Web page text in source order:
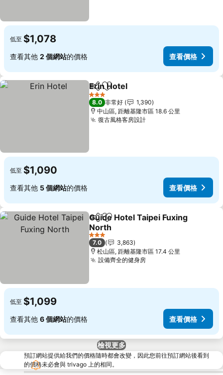
低至 $1,078
查看其他 2 個網站的價格 查看價格
分享 加入我的最愛
Erin Hotel
3 星級
8.0 非常好
1,390
中山區, 距離基隆市區 18.6 公里
復古風格客房設計查看價格
低至 $1,090
查看其他 5 個網站的價格 查看價格
分享 加入我的最愛
Guide Hotel Taipei Fuxing
North
查看價格
3 星級
7.0
3,863
松山區, 距離基隆市區 17.4 公里
設備齊全的健身房查看價格
低至 $1,099
查看其他 6 個網站的價格 查看價格
檢視更多
預訂網站提供給我們的價格隨時都會改變，因此您前往預訂網站後看到
的價格未必會與 trivago 上的相同。